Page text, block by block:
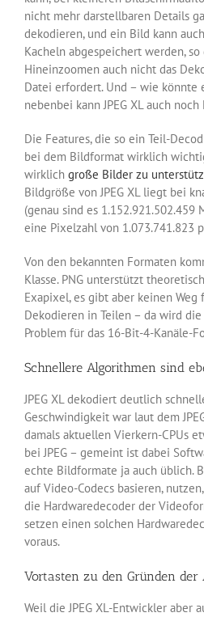
nicht mehr darstellbaren Details
dekodieren, und ein Bild kann
Kacheln abgespeichert werden,
Hineinzoomen auch nicht das
Datei erfordert. Und – wie könnte
nebenbei kann JPEG XL auch noch
Die Features, die so ein Teil-
bei dem Bildformat wirklich
wirklich große Bilder zu
Bildgröße von JPEG XL liegt bei
(genau sind es 1.152.921.502.459
eine Pixelzahl von 1.073.741.823
Von den bekannten Formaten
Klasse. PNG unterstützt
Exapixel, es gibt aber keinen
Dekodieren in Teilen – da wird
Problem für das 16-Bit-4-Kanäle-
Schnellere Algorithmen sind
JPEG XL dekodiert deutlich
Geschwindigkeit war laut dem
damals aktuellen Vierkern-CPUs
bei JPEG – gemeint ist dabei
echte Bildformate ja auch üblich.
auf Video-Codecs basieren,
die Hardwaredecoder der
setzen einen solchen
voraus.
Vortasten zu den Gründen der
Weil die JPEG XL-Entwickler aber